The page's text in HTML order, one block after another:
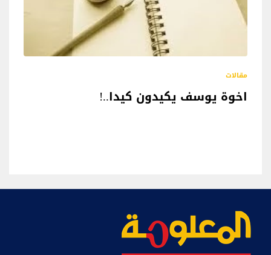
مقالات
اخوة يوسف يكيدون كيدا..!